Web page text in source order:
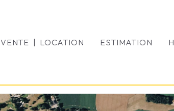
VENTE | LOCATION ESTIMATION